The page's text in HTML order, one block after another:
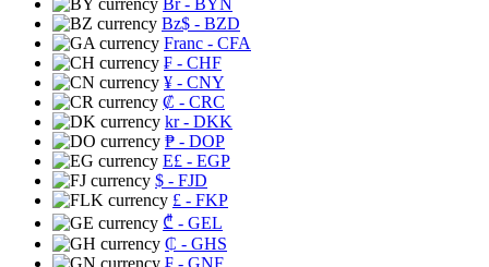
Br- BYN
Bz$ - BZD
Franc - CFA
₣ - CHF
¥ - CNY
₡ - CRC
kr- DKK
₱ - DOP
E£ - EGP
$ - FJD
£ - FKP
₾ - GEL
₵ - GHS
₣ - GNF